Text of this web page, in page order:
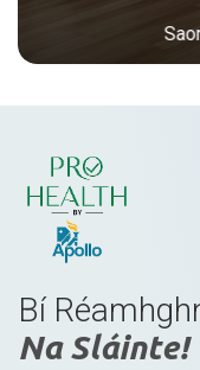
Bí
Na Sláinte!